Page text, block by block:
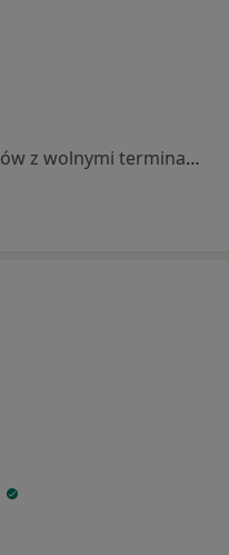
Brak dostępnych specjalistów z wolnymi terminami w tym centrum medycznym.